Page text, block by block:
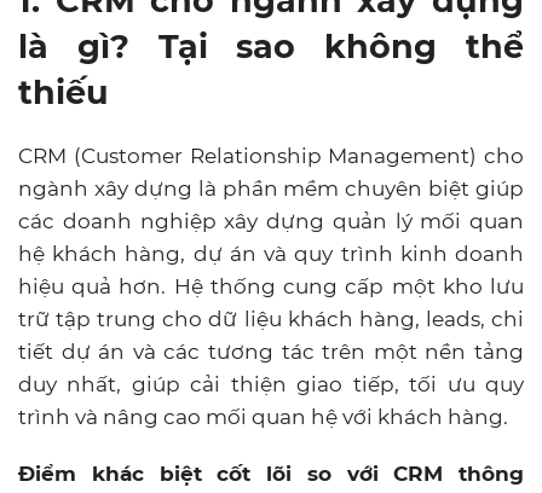
là gì? Tại sao không thể
thiếu
CRM (Customer Relationship Management) cho
ngành xây dựng là phần mềm chuyên biệt giúp
các doanh nghiệp xây dựng quản lý mối quan
hệ khách hàng, dự án và quy trình kinh doanh
hiệu quả hơn. Hệ thống cung cấp một kho lưu
trữ tập trung cho dữ liệu khách hàng, leads, chi
tiết dự án và các tương tác trên một nền tảng
duy nhất, giúp cải thiện giao tiếp, tối ưu quy
trình và nâng cao mối quan hệ với khách hàng.
Điểm khác biệt cốt lõi so với CRM thông